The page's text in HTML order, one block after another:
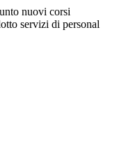
nuovi corsi
servizi di personal